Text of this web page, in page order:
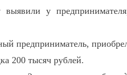
у
предприниматель,
200 тысяч рублей.